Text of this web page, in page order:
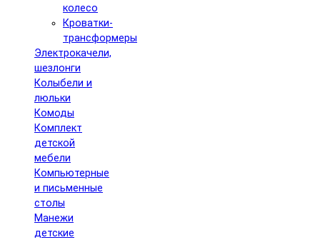
колесо
Кроватки-
трансформеры
Электрокачели,
шезлонги
Колыбели и
люльки
Комоды
Комплект
детской
мебели
Компьютерные
и письменные
столы
Манежи
детские